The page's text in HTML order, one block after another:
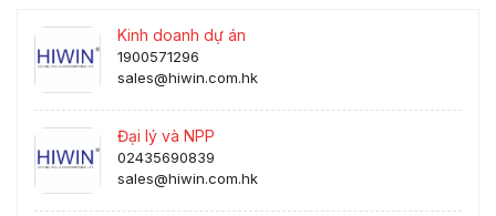
Kinh doanh dự án
1900571296
sales@hiwin.com.hk
Đại lý và NPP
02435690839
sales@hiwin.com.hk